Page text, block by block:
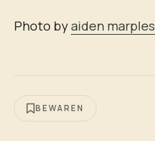
Photo byaiden marples
BEWAREN